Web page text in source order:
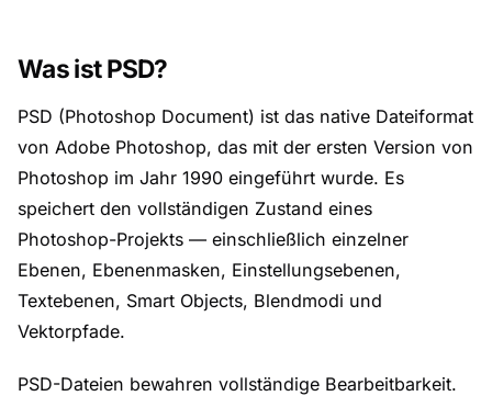
Was ist PSD?
PSD (Photoshop Document) ist das native Dateiformat
von Adobe Photoshop, das mit der ersten Version von
Photoshop im Jahr 1990 eingeführt wurde. Es
speichert den vollständigen Zustand eines
Photoshop-Projekts — einschließlich einzelner
Ebenen, Ebenenmasken, Einstellungsebenen,
Textebenen, Smart Objects, Blendmodi und
Vektorpfade.
PSD-Dateien bewahren vollständige Bearbeitbarkeit.